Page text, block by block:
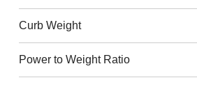
Curb Weight
Power to Weight Ratio